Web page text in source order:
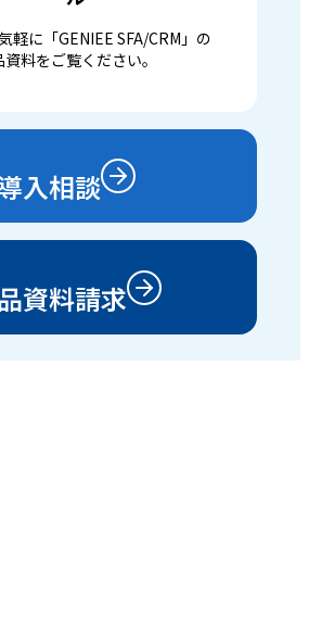
軽に「GENIEE SFA/CRM」の
料をご覧ください。
入相談
資料請求